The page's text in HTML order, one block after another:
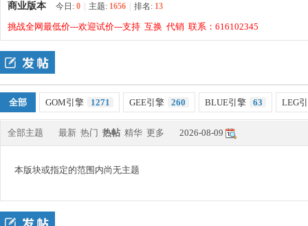
四
九
» › ›
商业版本 今日: 0 主题: 1656 排名: 13
挑战全网最低价---欢迎试价---支持 互换 代销 联系：616102345
全部 GOM引擎 1271 GEE引擎 260 BLUE引擎 63 LEG
全部主题 最新 热门 热帖 精华 更多 2026-08-09
本版块或指定的范围内尚无主题